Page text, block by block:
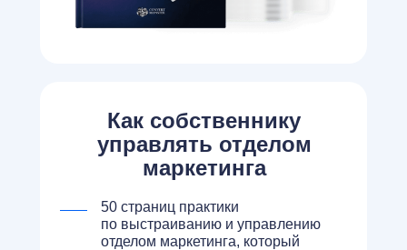
Как собственнику
управлять отделом
маркетинга
50 страниц практики
по выстраиванию и управлению
отделом маркетинга, который